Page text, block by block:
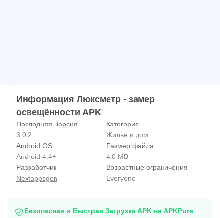
Информация Люксметр - замер
освещённости APK
Последняя Версия
3.0.2
Категория
Жилье и дом
Android OS
Android 4.4+
Размер файла
4.0 MB
Разработчик
Nextappsgen
Возрастные ограничения
Everyone
Безопасная и Быстрая Загрузка APK на APKPure